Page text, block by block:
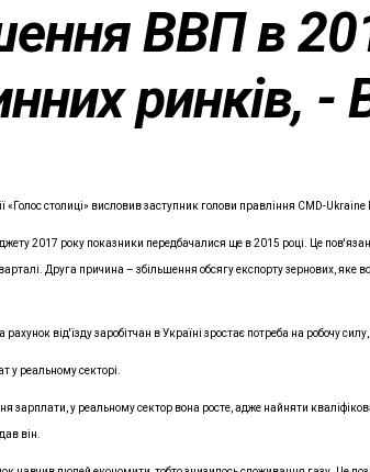
ВВП в
ринків, -
«Голос столиці» висловив заступник голови правління CMD-
2017 року показники передбачалися ще в 2015 році. Це
Друга причина – збільшення обсягу експорту зернових,
рахунок від'їзду заробітчан в Україні зростає потреба на робочу
у реальному секторі.
зарплати, у реальному сектор вона росте, адже найняти
він.